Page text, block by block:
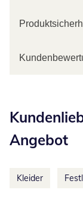
Angebot
Kleider